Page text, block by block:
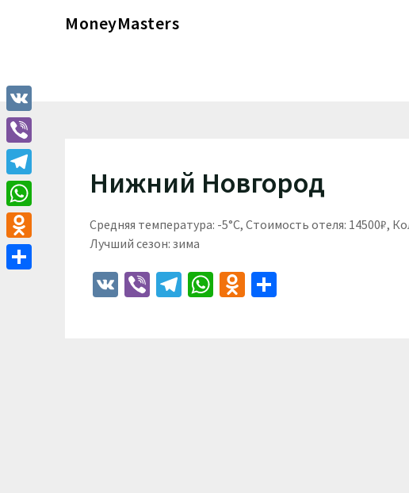
MoneyMasters
Нижний Новгород
Средняя температура: -5°C, Стоимость отеля: 14500₽,
Лучший сезон: зима
VK ViberTelegram
WhatsApp
Odnoklassniki
VK
Viber
Telegram
WhatsApp
Odnoklassniki